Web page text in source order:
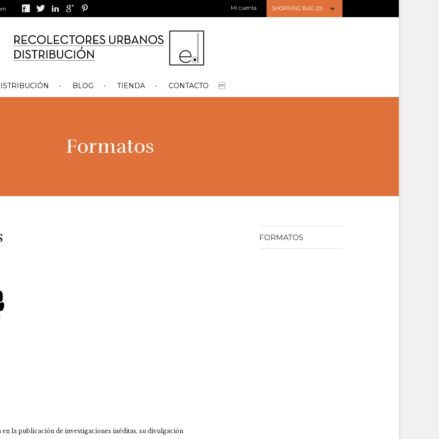
SHOPPING BAG (0)
Mi cuenta
BLOG TIENDA CONTACTO
Formatos
la publicación de investigaciones inéditas, su divulgación
FORMATOS